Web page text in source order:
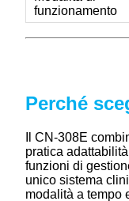
funzionamento
Perché
Il CN-308E
pratica
funzioni di
unico sistema
modalità a tempo